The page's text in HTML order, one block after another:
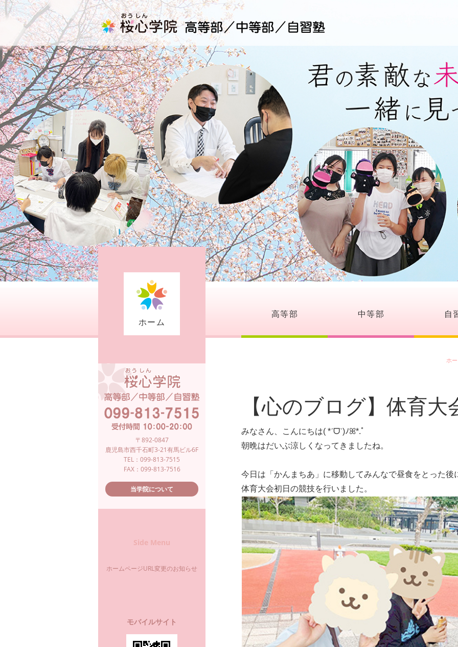
ホーム
高等部 中等部 自
ホ
【心のブログ】体育大
みなさん、こんにちは( *ˊᗜˋ)ﾉꕤ*.ﾟ
朝晩はだいぶ涼しくなってきましたね。
今日は「かんまちあ」に移動してみんなで昼食をとった後
体育大会初日の競技を行いました。
〒892-0847
鹿児島市西千石町3-21有馬ビル6F
TEL：099-813-7515
FAX：099-813-7516
当学院について
Side Menu
ホームページURL変更のお知らせ
モバイルサイト